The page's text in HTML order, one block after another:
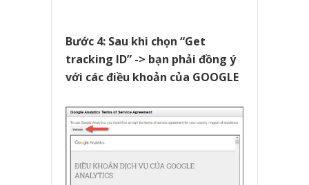
Bước 4: Sau khi chọn “Get
tracking ID” -> bạn phải đồng ý
với các điều khoản của GOOGLE